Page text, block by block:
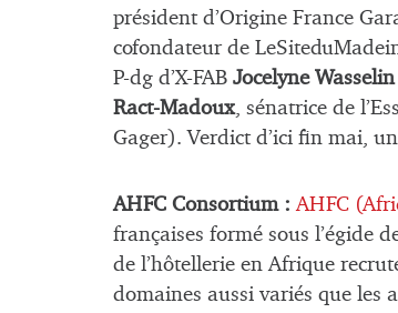
président d’Origine France
cofondateur de
P-dg d’X-FAB Jocelyne Wasselin
Ract-Madoux, sénatrice de
Gager). Verdict d’ici fin mai,
AHFC Consortium : AHFC
françaises formé sous l’égide
de l’hôtellerie en Afrique
domaines aussi variés que les